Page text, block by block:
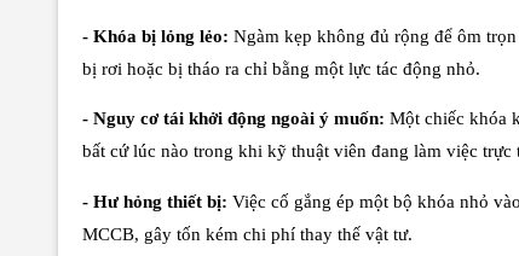
- Khóa bị lỏng lẻo: Ngàm kẹp không đủ rộng để ôm
bị rơi hoặc bị tháo ra chỉ bằng một lực tác động nhỏ.
- Nguy cơ tái khởi động ngoài ý muốn: Một chiếc khóa
bất cứ lúc nào trong khi kỹ thuật viên đang làm việc trực
- Hư hỏng thiết bị: Việc cố gắng ép một bộ khóa nhỏ
MCCB, gây tốn kém chi phí thay thế vật tư.